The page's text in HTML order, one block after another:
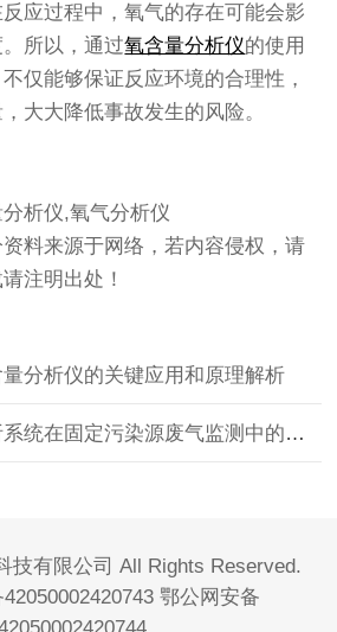
应过程中，氧气的存在可能会影
所以，通过氧含量分析仪的使用
仅能够保证反应环境的合理性，
大大降低事故发生的风险。
析仪,氧气分析仪
料来源于网络，若内容侵权，请
注明出处！
分析仪的关键应用和原理解析
统在固定污染源废气监测中的应用
技有限公司 All Rights Reserved.
鄂公网安备